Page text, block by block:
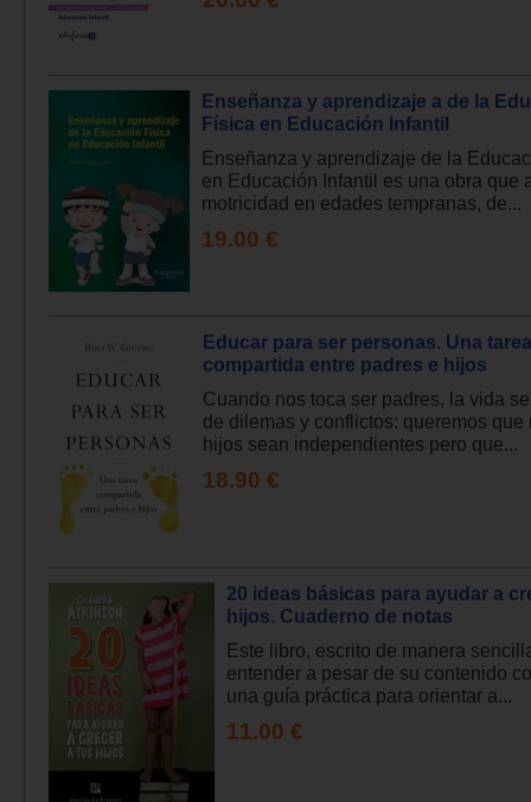
Enseñanza y aprendizaje a de la
Física en Educación Infantil
Enseñanza y aprendizaje de la
en Educación Infantil es una obra que
motricidad en edades tempranas, de...
19.00 €
Educar para ser personas. Una tarea
compartida entre padres e hijos
Cuando nos toca ser padres, la vida
de dilemas y conflictos: queremos que
hijos sean independientes pero que...
18.90 €
20 ideas básicas para ayudar a
hijos. Cuaderno de notas
Este libro, escrito de manera
entender a pesar de su contenido
una guía práctica para orientar a...
11.00 €